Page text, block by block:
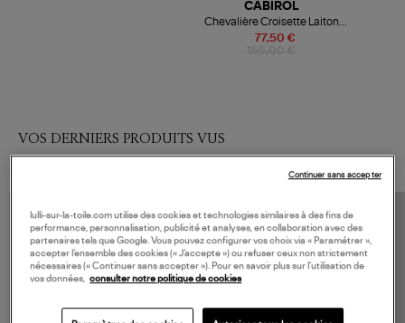
77,50 €
CABIROL
Chevalière Croisette Laiton
Parme
VOS DERNIERS PRODUITS VUS
lulli-sur-la-toile.com utilise des cookies et technologies similaires à des fins de
performance, personnalisation, publicité et analyses, en collaboration avec des
partenaires tels que Google. Vous pouvez configurer vos choix via « Paramétrer »,
accepter l’ensemble des cookies (« J’accepte ») ou refuser ceux non strictement
nécessaires (« Continuer sans accepter »). Pour en savoir plus sur l’utilisation de
vos données,
consulter notre politique de cookies
Continuer sans accepter